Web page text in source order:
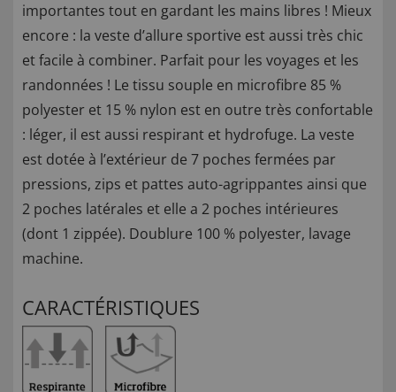
importantes tout en gardant les mains libres ! Mieux
encore : la veste d’allure sportive est aussi très chic
et facile à combiner. Parfait pour les voyages et les
randonnées ! Le tissu souple en microfibre 85 %
polyester et 15 % nylon est en outre très confortable
: léger, il est aussi respirant et hydrofuge. La veste
est dotée à l’extérieur de 7 poches fermées par
pressions, zips et pattes auto-agrippantes ainsi que
2 poches latérales et elle a 2 poches intérieures
(dont 1 zippée). Doublure 100 % polyester, lavage
machine.
CARACTÉRISTIQUES